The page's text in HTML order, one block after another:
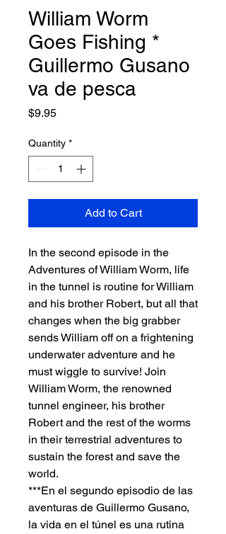
William Worm
Goes Fishing *
Guillermo Gusano
va de pesca
$9.95Price
Quantity *
Add to Cart
In the second episode in the
Adventures of William Worm, life
in the tunnel is routine for William
and his brother Robert, but all that
changes when the big grabber
sends William off on a frightening
underwater adventure and he
must wiggle to survive! Join
William Worm, the renowned
tunnel engineer, his brother
Robert and the rest of the worms
in their terrestrial adventures to
sustain the forest and save the
world.
***En el segundo episodio de las
aventuras de Guillermo Gusano,
la vida en el túnel es una rutina